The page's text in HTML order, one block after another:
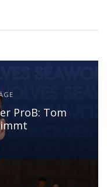
ProB: Tom